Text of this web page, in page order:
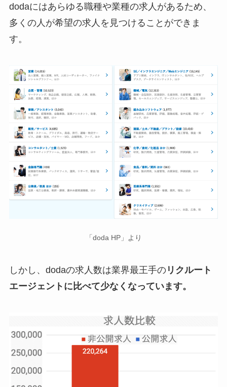
dodaにはあらゆる職種や業種の求人があるため、
多くの人が希望の求人を見つけることができま
す。
「doda HP」より
しかし、dodaの求人数は業界最王手のリクルート
エージェントに比べて少なくなっています。